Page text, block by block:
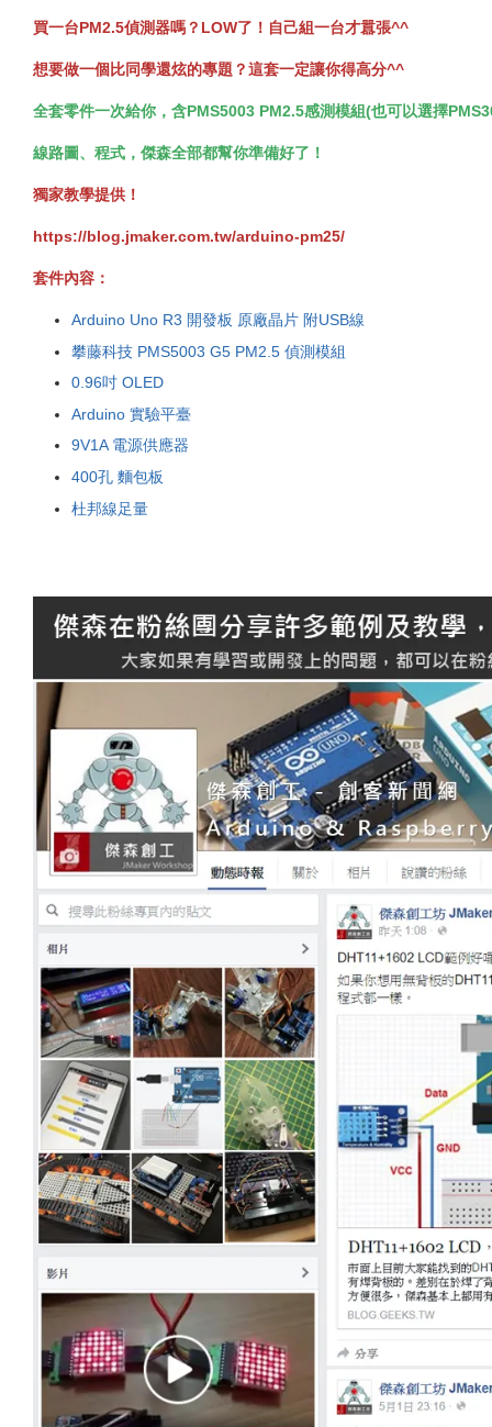
買一台PM2.5偵測器嗎？LOW了！自己組一台才囂張^^
想要做一個比同學還炫的專題？這套一定讓你得高分^^
全套零件一次給你，含PMS5003 PM2.5感測模組(也可以選擇
線路圖、程式，傑森全部都幫你準備好了！
獨家教學提供！
https://blog.jmaker.com.tw/arduino-pm25/
套件內容：
Arduino Uno R3 開發板 原廠晶片 附USB線
攀藤科技 PMS5003 G5 PM2.5 偵測模組
0.96吋 OLED
Arduino 實驗平臺
9V1A 電源供應器
400孔 麵包板
杜邦線足量